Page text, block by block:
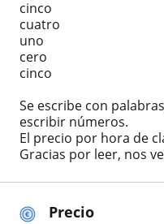
Precio
cinco
cuatro
uno
cero
cinco
Se escribe con
escribir números.
El precio por hora de
Gracias por leer, nos